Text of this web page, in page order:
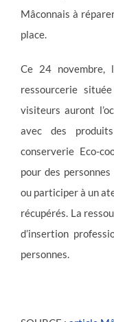
Mâconnais à
place.
Ce 24 novembre,
ressourcerie
visiteurs auront
avec des
conserverie Eco-
pour des
ou participer à un
récupérés. La
d’insertion
personnes.